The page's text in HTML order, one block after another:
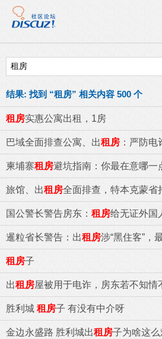
结果: 找到 “租房” 相关内容 500 个
租房实惠公寓出租，1房
巴域全面排查公寓、出租房 ：严防
柬埔寨租房避坑指南：你最在意哪一
旅馆、出租房全面排查，特本克蒙省
国公警长警告房东： 租房给无证外国
暹粒省长警告：出租房涉“黑住客”，
租房子
出租房屋被用于电诈，房东若不知情
胜利城 租房子 有没有中介呀
金边永盛路 胜利城出租房子为啥这么